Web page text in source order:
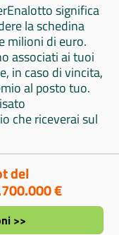
significa
la schedina
milioni di euro.
associati ai tuoi
in caso di vincita,
al posto tuo.
che riceverai sul
del
€
>>